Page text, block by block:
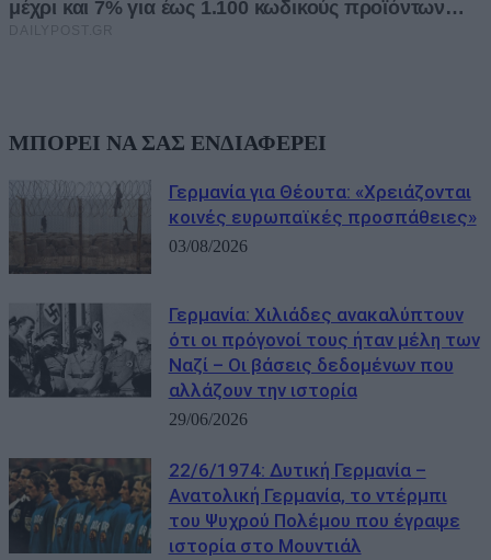
ΜΠΟΡΕΙ ΝΑ ΣΑΣ ΕΝΔΙΑΦΕΡΕΙ
Γερμανία για Θέουτα: «Χρειάζονται
κοινές ευρωπαϊκές προσπάθειες»
03/08/2026
Γερμανία: Χιλιάδες ανακαλύπτουν
ότι οι πρόγονοί τους ήταν μέλη των
Ναζί – Οι βάσεις δεδομένων που
αλλάζουν την ιστορία
29/06/2026
22/6/1974: Δυτική Γερμανία –
Ανατολική Γερμανία, το ντέρμπι
του Ψυχρού Πολέμου που έγραψε
ιστορία στο Μουντιάλ